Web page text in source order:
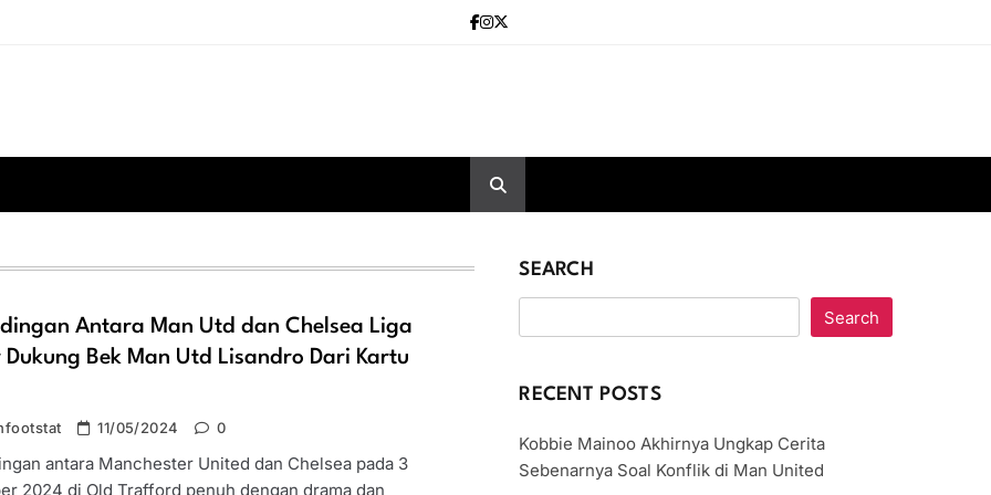
Antara Man Utd dan Chelsea Liga
Dukung Bek Man Utd Lisandro Dari Kartu
11/05/2024 0
antara Manchester United dan Chelsea pada 3
2024 di Old Trafford penuh dengan drama dan
SEARCH
Search
RECENT POSTS
Kobbie Mainoo Akhirnya Ungkap Cerita
Sebenarnya Soal Konflik di Man United